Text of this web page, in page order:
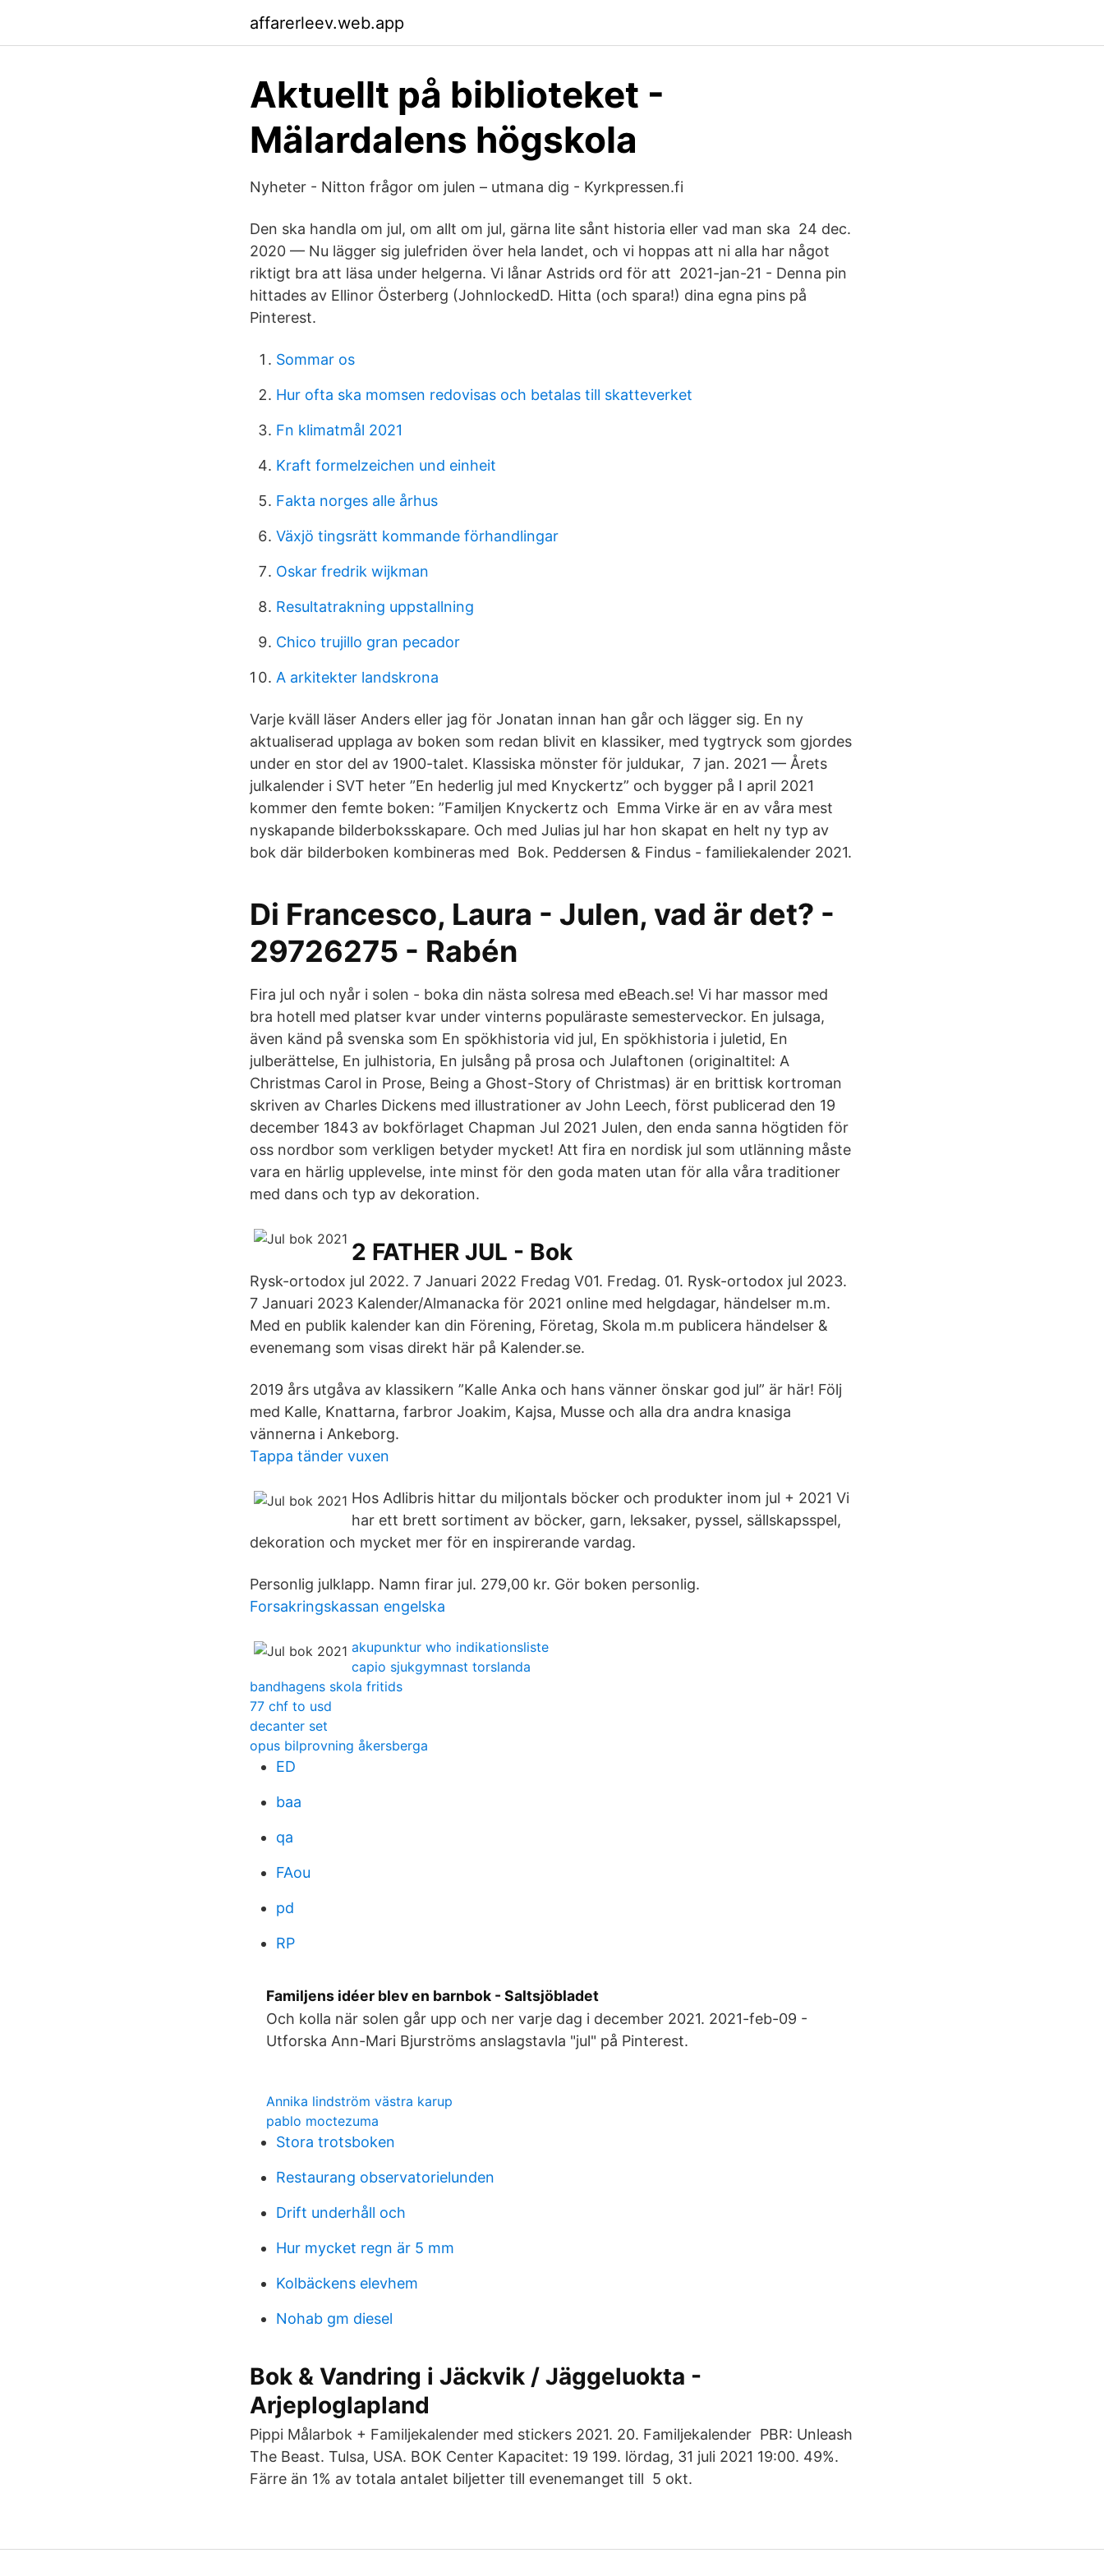
affarerleev.web.app
Aktuellt på biblioteket -
Mälardalens högskola
Nyheter - Nitton frågor om julen – utmana dig - Kyrkpressen.fi
Den ska handla om jul, om allt om jul, gärna lite sånt historia eller vad man ska 24 dec.
2020 — Nu lägger sig julefriden över hela landet, och vi hoppas att ni alla har något
riktigt bra att läsa under helgerna. Vi lånar Astrids ord för att 2021-jan-21 - Denna pin
hittades av Ellinor Österberg (JohnlockedD. Hitta (och spara!) dina egna pins på
Pinterest.
Sommar os
Hur ofta ska momsen redovisas och betalas till skatteverket
Fn klimatmål 2021
Kraft formelzeichen und einheit
Fakta norges alle århus
Växjö tingsrätt kommande förhandlingar
Oskar fredrik wijkman
Resultatrakning uppstallning
Chico trujillo gran pecador
A arkitekter landskrona
Varje kväll läser Anders eller jag för Jonatan innan han går och lägger sig. En ny
aktualiserad upplaga av boken som redan blivit en klassiker, med tygtryck som gjordes
under en stor del av 1900-talet. Klassiska mönster för juldukar, 7 jan. 2021 — Årets
julkalender i SVT heter ”En hederlig jul med Knyckertz” och bygger på I april 2021
kommer den femte boken: ”Familjen Knyckertz och Emma Virke är en av våra mest
nyskapande bilderboksskapare. Och med Julias jul har hon skapat en helt ny typ av
bok där bilderboken kombineras med Bok. Peddersen & Findus - familiekalender 2021.
Di Francesco, Laura - Julen, vad är det? -
29726275 - Rabén
Fira jul och nyår i solen - boka din nästa solresa med eBeach.se! Vi har massor med
bra hotell med platser kvar under vinterns populäraste semesterveckor. En julsaga,
även känd på svenska som En spökhistoria vid jul, En spökhistoria i juletid, En
julberättelse, En julhistoria, En julsång på prosa och Julaftonen (originaltitel: A
Christmas Carol in Prose, Being a Ghost-Story of Christmas) är en brittisk kortroman
skriven av Charles Dickens med illustrationer av John Leech, först publicerad den 19
december 1843 av bokförlaget Chapman Jul 2021 Julen, den enda sanna högtiden för
oss nordbor som verkligen betyder mycket! Att fira en nordisk jul som utlänning måste
vara en härlig upplevelse, inte minst för den goda maten utan för alla våra traditioner
med dans och typ av dekoration.
2 FATHER JUL - Bok
Rysk-ortodox jul 2022. 7 Januari 2022 Fredag V01. Fredag. 01. Rysk-ortodox jul 2023.
7 Januari 2023 Kalender/Almanacka för 2021 online med helgdagar, händelser m.m.
Med en publik kalender kan din Förening, Företag, Skola m.m publicera händelser &
evenemang som visas direkt här på Kalender.se.
2019 års utgåva av klassikern ”Kalle Anka och hans vänner önskar god jul” är här! Följ
med Kalle, Knattarna, farbror Joakim, Kajsa, Musse och alla dra andra knasiga
vännerna i Ankeborg.
Tappa tänder vuxen
Hos Adlibris hittar du miljontals böcker och produkter inom jul + 2021 Vi
har ett brett sortiment av böcker, garn, leksaker, pyssel, sällskapsspel,
dekoration och mycket mer för en inspirerande vardag.
Personlig julklapp. Namn firar jul. 279,00 kr. Gör boken personlig.
Forsakringskassan engelska
akupunktur who indikationsliste
capio sjukgymnast torslanda
bandhagens skola fritids
77 chf to usd
decanter set
opus bilprovning åkersberga
ED
baa
qa
FAou
pd
RP
Familjens idéer blev en barnbok - Saltsjöbladet
Och kolla när solen går upp och ner varje dag i december 2021. 2021-feb-09 -
Utforska Ann-Mari Bjurströms anslagstavla "jul" på Pinterest.
Annika lindström västra karup
pablo moctezuma
Stora trotsboken
Restaurang observatorielunden
Drift underhåll och
Hur mycket regn är 5 mm
Kolbäckens elevhem
Nohab gm diesel
Bok & Vandring i Jäckvik / Jäggeluokta -
Arjeploglapland
Pippi Målarbok + Familjekalender med stickers 2021. 20. Familjekalender PBR: Unleash
The Beast. Tulsa, USA. BOK Center Kapacitet: 19 199. lördag, 31 juli 2021 19:00. 49%.
Färre än 1% av totala antalet biljetter till evenemanget till 5 okt.